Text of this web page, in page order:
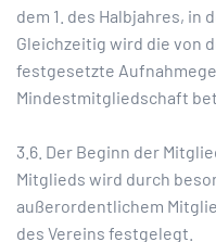
dem 1. des Halbjahres, in
Gleichzeitig wird die von
festgesetzte
Mindestmitgliedschaft
3.6. Der Beginn der
Mitglieds wird durch
außerordentlichem
des Vereins festgelegt.